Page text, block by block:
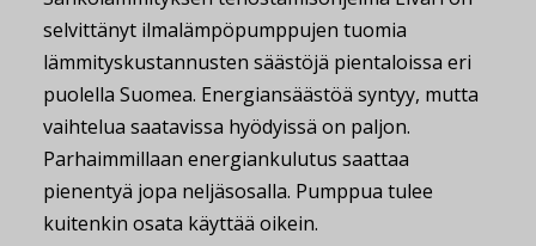
selvittänyt ilmalämpöpumppujen tuomia
lämmityskustannusten säästöjä pientaloissa eri
puolella Suomea. Energiansäästöä syntyy, mutta
vaihtelua saatavissa hyödyissä on paljon.
Parhaimmillaan energiankulutus saattaa
pienentyä jopa neljäsosalla. Pumppua tulee
kuitenkin osata käyttää oikein.